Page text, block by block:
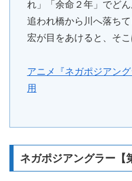
れ」「余命２年」でど
追われ橋から川へ落ち
宏が目をあけると、そ
アニメ『ネガポジアン
用
ネガポジアングラー【